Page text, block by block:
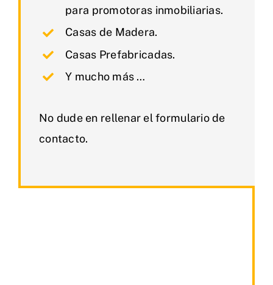
para promotoras inmobiliarias.
Casas de Madera.
Casas Prefabricadas.
Y mucho más …
No dude en rellenar el formulario de
contacto.